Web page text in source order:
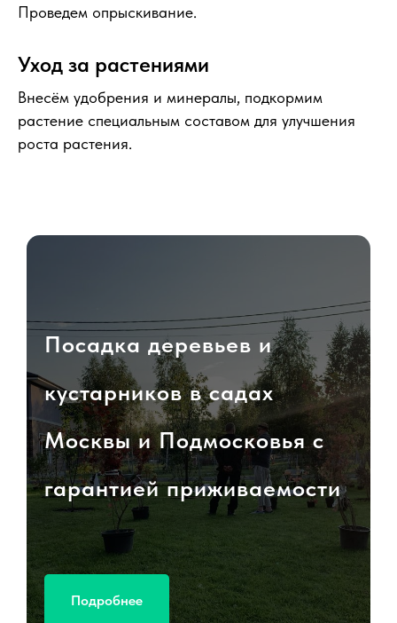
Проведем опрыскивание.
Уход за растениями
Внесём удобрения и минералы, подкормим
растение специальным составом для улучшения
роста растения.
Посадка деревьев и
кустарников в садах
Москвы и Подмосковья с
гарантией приживаемости
Подробнее